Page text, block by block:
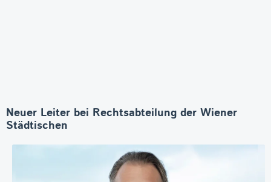
Neuer Leiter bei Rechtsabteilung der Wiener
Städtischen